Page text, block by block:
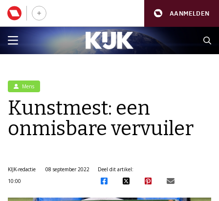
AANMELDEN
Mens
Kunstmest: een
onmisbare vervuiler
KIJK-redactie
08 september 2022
10:00
Deel dit artikel: